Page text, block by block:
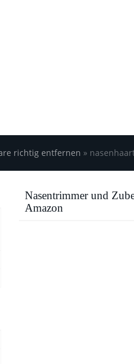
richtig entfernen »
Nasentrimmer und
Amazon